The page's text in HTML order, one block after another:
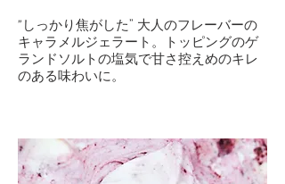
"しっかり焦がした” 大人のフレーバーの
キャラメルジェラート。トッピングのゲ
ランドソルトの塩気で甘さ控えめのキレ
のある味わいに。